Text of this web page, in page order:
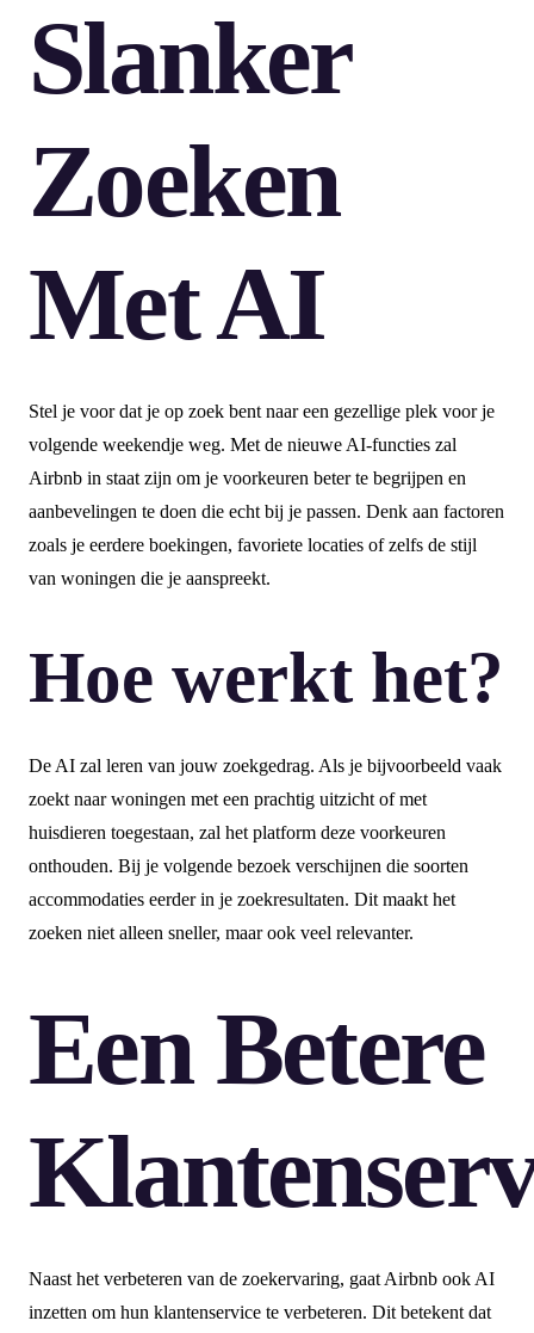
Slanker
Zoeken
Met AI
Stel je voor dat je op zoek bent naar een gezellige plek voor je
volgende weekendje weg. Met de nieuwe AI-functies zal
Airbnb in staat zijn om je voorkeuren beter te begrijpen en
aanbevelingen te doen die echt bij je passen. Denk aan factoren
zoals je eerdere boekingen, favoriete locaties of zelfs de stijl
van woningen die je aanspreekt.
Hoe werkt het?
De AI zal leren van jouw zoekgedrag. Als je bijvoorbeeld vaak
zoekt naar woningen met een prachtig uitzicht of met
huisdieren toegestaan, zal het platform deze voorkeuren
onthouden. Bij je volgende bezoek verschijnen die soorten
accommodaties eerder in je zoekresultaten. Dit maakt het
zoeken niet alleen sneller, maar ook veel relevanter.
Een Betere
Naast het verbeteren van de zoekervaring, gaat Airbnb ook AI
inzetten om hun klantenservice te verbeteren. Dit betekent dat